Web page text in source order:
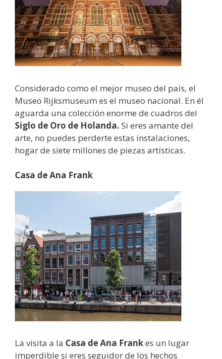
Considerado como el mejor museo del país, el
Museo Rijksmuseum es el museo nacional. En él
aguarda una colección enorme de cuadros del
Siglo de Oro de Holanda. Si eres amante del
arte, no puedes perderte estas instalaciones,
hogar de siete millones de piezas artísticas.
Casa de Ana Frank
La visita a la Casa de Ana Frankes un lugar
imperdible si eres seguidor de los hechos